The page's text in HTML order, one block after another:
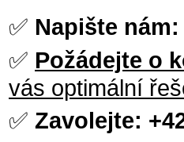
✅ Napište nám:
✅ Požádejte o
vás optimální
✅ Zavolejte: